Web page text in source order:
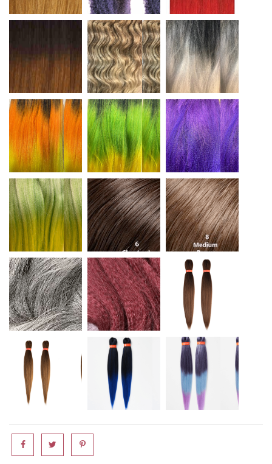
T27/613 T1B/SILVER
om sunset om greenmango violetindigo
ice green 6 8
cM51 cBG M8/12/340
OM/27/30 T1B/BLUE T3/OM/BLUE